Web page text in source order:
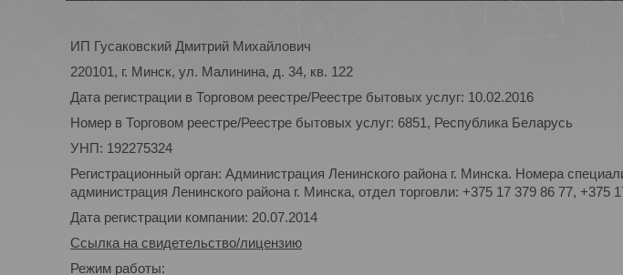
ИП Гусаковский Дмитрий Михайлович
220101, г. Минск, ул. Малинина, д. 34, кв. 122
Дата регистрации в Торговом реестре/Реестре бытовых услуг: 10.02.2016
Номер в Торговом реестре/Реестре бытовых услуг: 6851, Республика Беларусь
УНП: 192275324
Регистрационный орган: Администрация Ленинского района г. Минска. Номера
администрация Ленинского района г. Минска, отдел торговли: +375 17 379 86 77, +375
Дата регистрации компании: 20.07.2014
Ссылка на свидетельство/лицензию
Режим работы: